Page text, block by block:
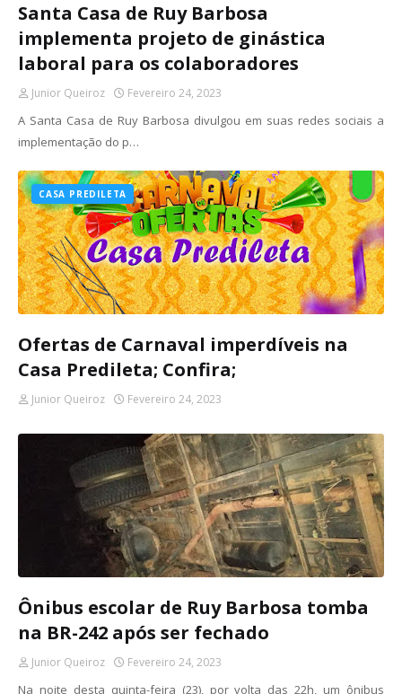
Santa Casa de Ruy Barbosa
implementa projeto de ginástica
laboral para os colaboradores
Junior Queiroz Fevereiro 24, 2023
A Santa Casa de Ruy Barbosa divulgou em suas redes sociais a
implementação do p…
CASA PREDILETA
Ofertas de Carnaval imperdíveis na
Casa Predileta; Confira;
Junior Queiroz Fevereiro 24, 2023
Ônibus escolar de Ruy Barbosa tomba
na BR-242 após ser fechado
Junior Queiroz Fevereiro 24, 2023
Na noite desta quinta-feira (23), por volta das 22h, um ônibus